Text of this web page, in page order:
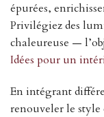
épurées,
Privilégiez des
chaleureuse —
Idées pour un
En intégrant
renouveler le style